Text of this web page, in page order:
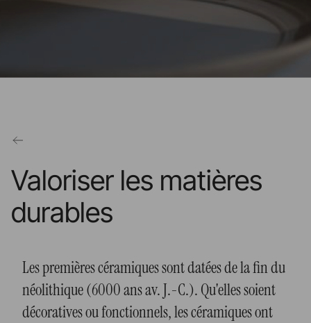
Valoriser les matières
durables
Les premières céramiques sont datées de la fin du
néolithique (6000 ans av. J.-C.). Qu'elles soient
décoratives ou fonctionnels, les céramiques ont